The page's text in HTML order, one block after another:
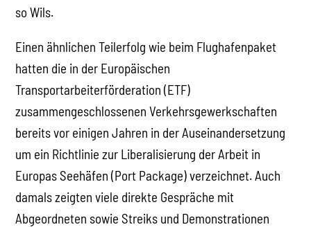
so Wils.
Einen ähnlichen Teilerfolg wie beim Flughafenpaket
hatten die in der Europäischen
Transportarbeiterförderation (ETF)
zusammengeschlossenen Verkehrsgewerkschaften
bereits vor einigen Jahren in der Auseinandersetzung
um ein Richtlinie zur Liberalisierung der Arbeit in
Europas Seehäfen (Port Package) verzeichnet. Auch
damals zeigten viele direkte Gespräche mit
Abgeordneten sowie Streiks und Demonstrationen